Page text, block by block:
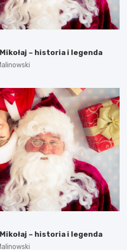
– historia i legenda
– historia i legenda